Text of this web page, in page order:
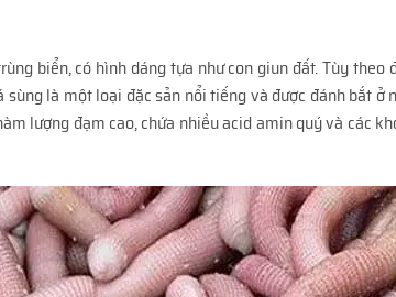
biển, có hình dáng tựa như con giun đất. Tùy
sùng là một loại đặc sản nổi tiếng và được đánh bắt ở
lượng đạm cao, chứa nhiều acid amin quý và các